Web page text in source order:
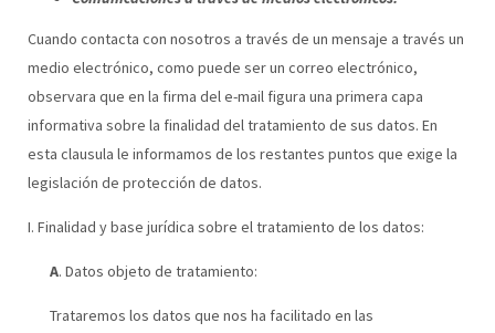
Cuando contacta con nosotros a través de un mensaje a través un
medio electrónico, como puede ser un correo electrónico,
observara que en la firma del e-mail figura una primera capa
informativa sobre la finalidad del tratamiento de sus datos. En
esta clausula le informamos de los restantes puntos que exige la
legislación de protección de datos.
I. Finalidad y base jurídica sobre el tratamiento de los datos:
A. Datos objeto de tratamiento:
Trataremos los datos que nos ha facilitado en las